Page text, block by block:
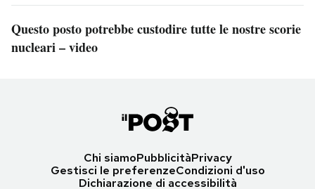
Questo posto potrebbe custodire tutte le nostre scorie
nucleari – video
Chi siamoPubblicitàPrivacy
Gestisci le preferenzeCondizioni d'uso
Dichiarazione di accessibilità